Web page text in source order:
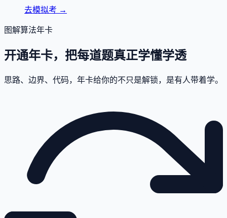
去模拟考 →
图解算法年卡
开通年卡，把每道题真正学懂学透
思路、边界、代码，年卡给你的不只是解锁，是有人带着学。